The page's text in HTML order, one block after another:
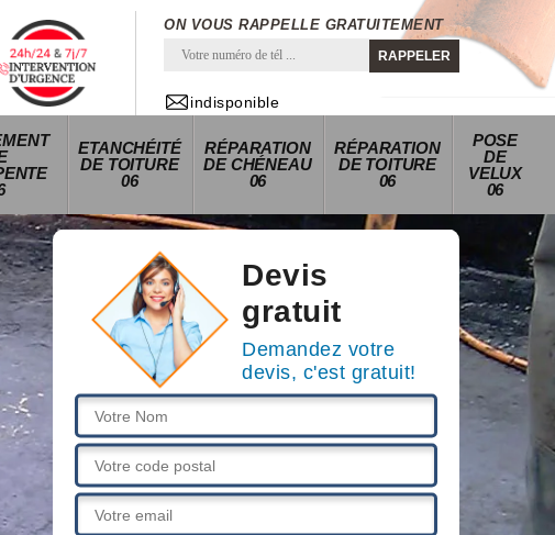
ON VOUS RAPPELLE GRATUITEMENT
indisponible
ETANCHÉITÉ
DE TOITURE
06
RÉPARATION
DE CHÉNEAU
06
RÉPARATION
DE TOITURE
06
POSE
DE
VELUX
06
Devis
gratuit
Demandez votre
devis, c'est gratuit!